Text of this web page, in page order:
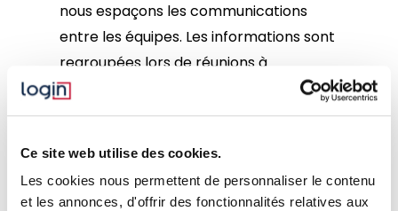
Ce site web utilise des cookies.
Les cookies nous permettent de personnaliser le contenu
et les annonces, d'offrir des fonctionnalités relatives aux
nous espaçons les communications
entre les équipes. Les informations sont
regroupées lors de réunions à
intervalles définis, toujours
documentées dans Vectr. Cette
réalistes.